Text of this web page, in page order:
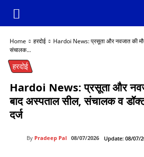
Home हरदोई
Hardoi News: प्रसूता और नवजात की
संचालक...
हरदोई
Hardoi News: प्रसूता और
बाद अस्पताल सील, संचालक व
दर्ज
By Pradeep Pal 08/07/2026 Update: 08/07/